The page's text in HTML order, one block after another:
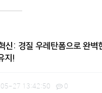
신: 경질 우레탄폼으로 완벽
지!
27 13:42:50 0